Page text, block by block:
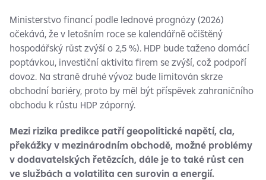
Ministerstvo financí podle lednové prognózy (2026)
očekává, že v letošním roce se kalendářně očištěný
hospodářský růst zvýší o 2,5 %). HDP bude taženo domácí
poptávkou, investiční aktivita firem se zvýší, což podpoří
dovoz. Na straně druhé vývoz bude limitován skrze
obchodní bariéry, proto by měl být příspěvek zahraničního
obchodu k růstu HDP záporný.
Mezi rizika predikce patří geopolitické napětí, cla,
překážky v mezinárodním obchodě, možné problémy
v dodavatelských řetězcích, dále je to také růst cen
ve službách a volatilita cen surovin a energií.